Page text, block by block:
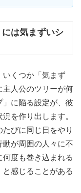
は気まずいシ
いくつか「気まず
主人公のツリーが何
」に陥る設定が、彼
を作り出します。
びに同じ日をやり
が周囲の人々に不
度も巻き込まれる
感じることがある